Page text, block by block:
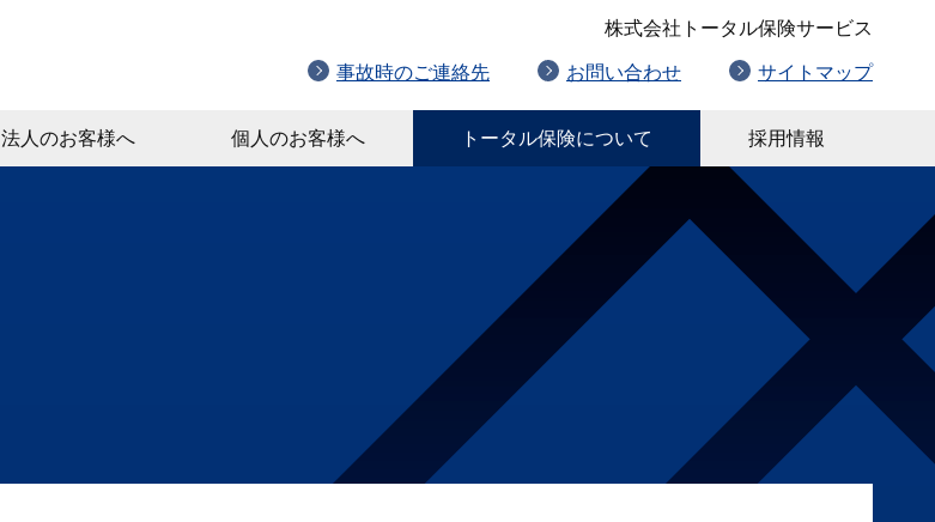
株式会社トータル保険サービス
事故時のご連絡先 お問い合わせ サイトマップ
法人のお客様へ 個人のお客様へ トータル保険について 採用情報